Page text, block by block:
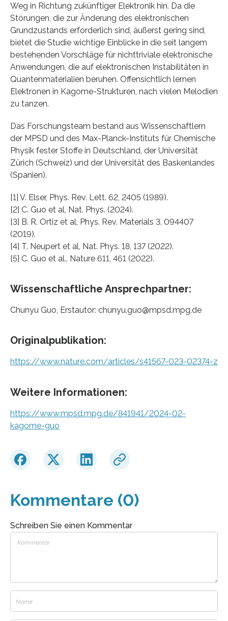
Weg in Richtung zukünftiger Elektronik hin. Da die
Störungen, die zur Änderung des elektronischen
Grundzustands erforderlich sind, äußerst gering sind,
bietet die Studie wichtige Einblicke in die seit langem
bestehenden Vorschläge für nichttriviale elektronische
Anwendungen, die auf elektronischen Instabilitäten in
Quantenmaterialien beruhen. Offensichtlich lernen
Elektronen in Kagome-Strukturen, nach vielen Melodien
zu tanzen.
Das Forschungsteam bestand aus Wissenschaftlern
der MPSD und des Max-Planck-Instituts für Chemische
Physik fester Stoffe in Deutschland, der Universität
Zürich (Schweiz) und der Universität des Baskenlandes
(Spanien).
[1] V. Elser, Phys. Rev. Lett. 62, 2405 (1989).
[2] C. Guo et al, Nat. Phys. (2024).
[3] B. R. Ortiz et al, Phys. Rev. Materials 3, 094407
(2019).
[4] T. Neupert et al, Nat. Phys. 18, 137 (2022).
[5] C. Guo et al., Nature 611, 461 (2022).
Wissenschaftliche Ansprechpartner:
Chunyu Guo, Erstautor: chunyu.guo@mpsd.mpg.de
Originalpublikation:
https://www.nature.com/articles/s41567-023-02374-z
Weitere Informationen:
https://www.mpsd.mpg.de/841941/2024-02-
kagome-guo
Kommentare (0)
Schreiben Sie einen Kommentar